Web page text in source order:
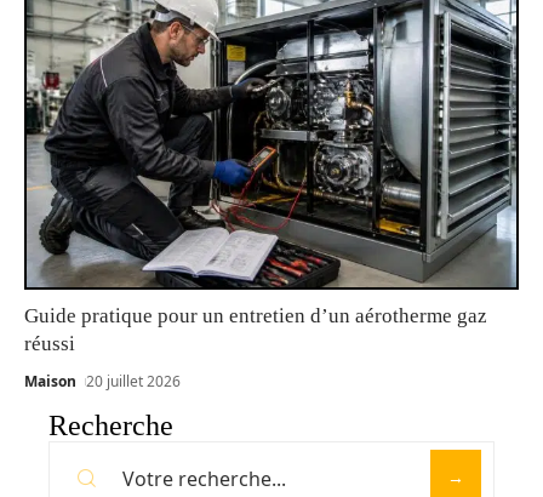
Guide pratique pour un entretien d’un aérotherme gaz
réussi
Maison 20 juillet 2026
Recherche